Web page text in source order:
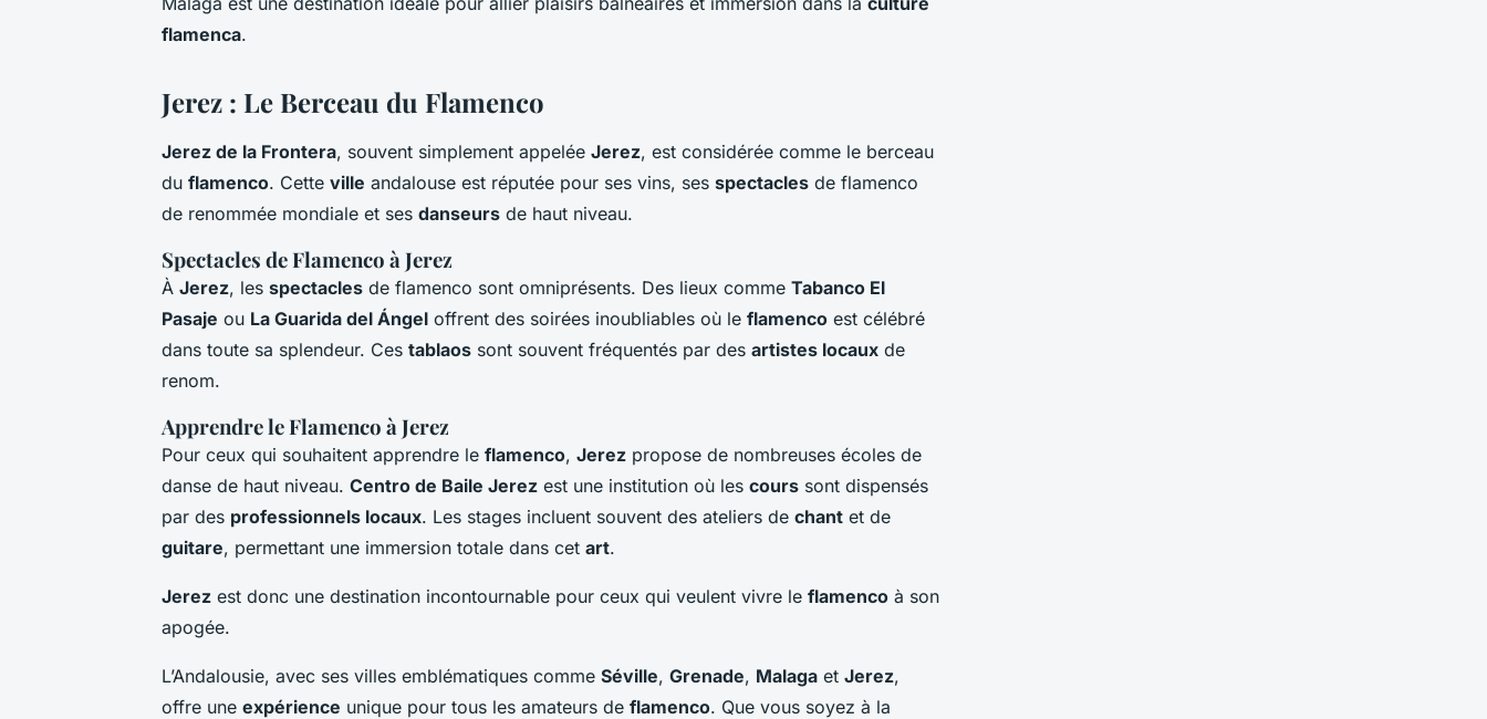
flamenca.
Jerez : Le Berceau du Flamenco
Jerez de la Frontera, souvent simplement appelée Jerez, est considérée comme le berceau
du flamenco. Cette ville andalouse est réputée pour ses vins, ses spectacles de flamenco
de renommée mondiale et ses danseurs de haut niveau.
Spectacles de Flamenco à Jerez
À Jerez, les spectacles de flamenco sont omniprésents. Des lieux comme Tabanco El
Pasaje ou La Guarida del Ángel offrent des soirées inoubliables où le flamenco est célébré
dans toute sa splendeur. Ces tablaos sont souvent fréquentés par des artistes locaux de
renom.
Apprendre le Flamenco à Jerez
Pour ceux qui souhaitent apprendre le flamenco, Jerez propose de nombreuses écoles de
danse de haut niveau. Centro de Baile Jerez est une institution où les cours sont dispensés
par des professionnels locaux. Les stages incluent souvent des ateliers de chant et de
guitare, permettant une immersion totale dans cet art.
Jerez est donc une destination incontournable pour ceux qui veulent vivre le flamenco à son
apogée.
L’Andalousie, avec ses villes emblématiques comme Séville, Grenade, Malaga et Jerez,
offre une expérience unique pour tous les amateurs de flamenco. Que vous soyez à la